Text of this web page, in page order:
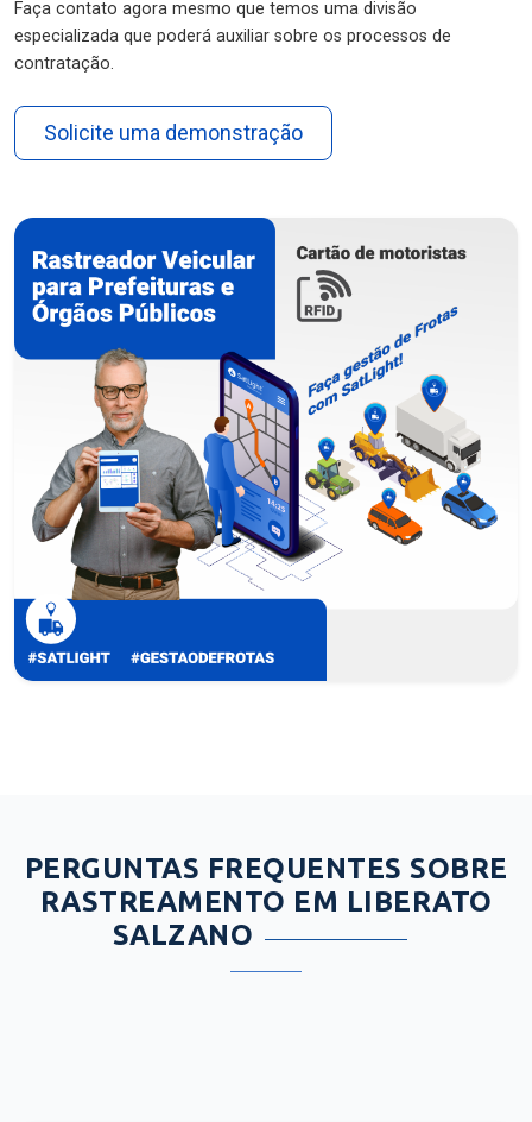
Faça contato agora mesmo que temos uma divisão
especializada que poderá auxiliar sobre os processos de
contratação.
Solicite uma demonstração
PERGUNTAS FREQUENTES SOBRE
RASTREAMENTO EM LIBERATO
SALZANO